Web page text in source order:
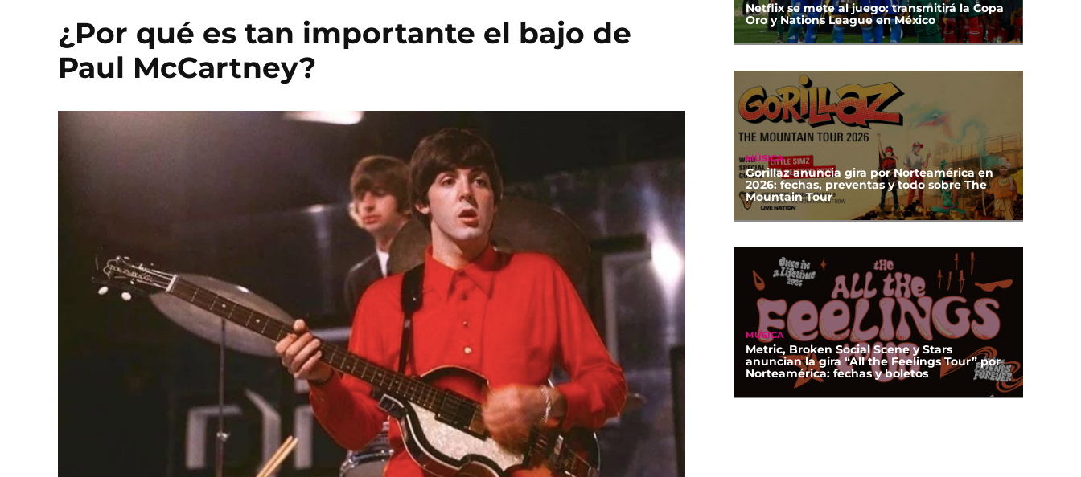
¿Por qué es tan importante el bajo de
Paul McCartney?
Netflix se mete al juego: transmitirá la Copa
Oro y Nations League en México
MÚSICA
Gorillaz anuncia gira por Norteamérica en
2026: fechas, preventas y todo sobre The
Mountain Tour
MÚSICA
Metric, Broken Social Scene y Stars
anuncian la gira “All the Feelings Tour” por
Norteamérica: fechas y boletos